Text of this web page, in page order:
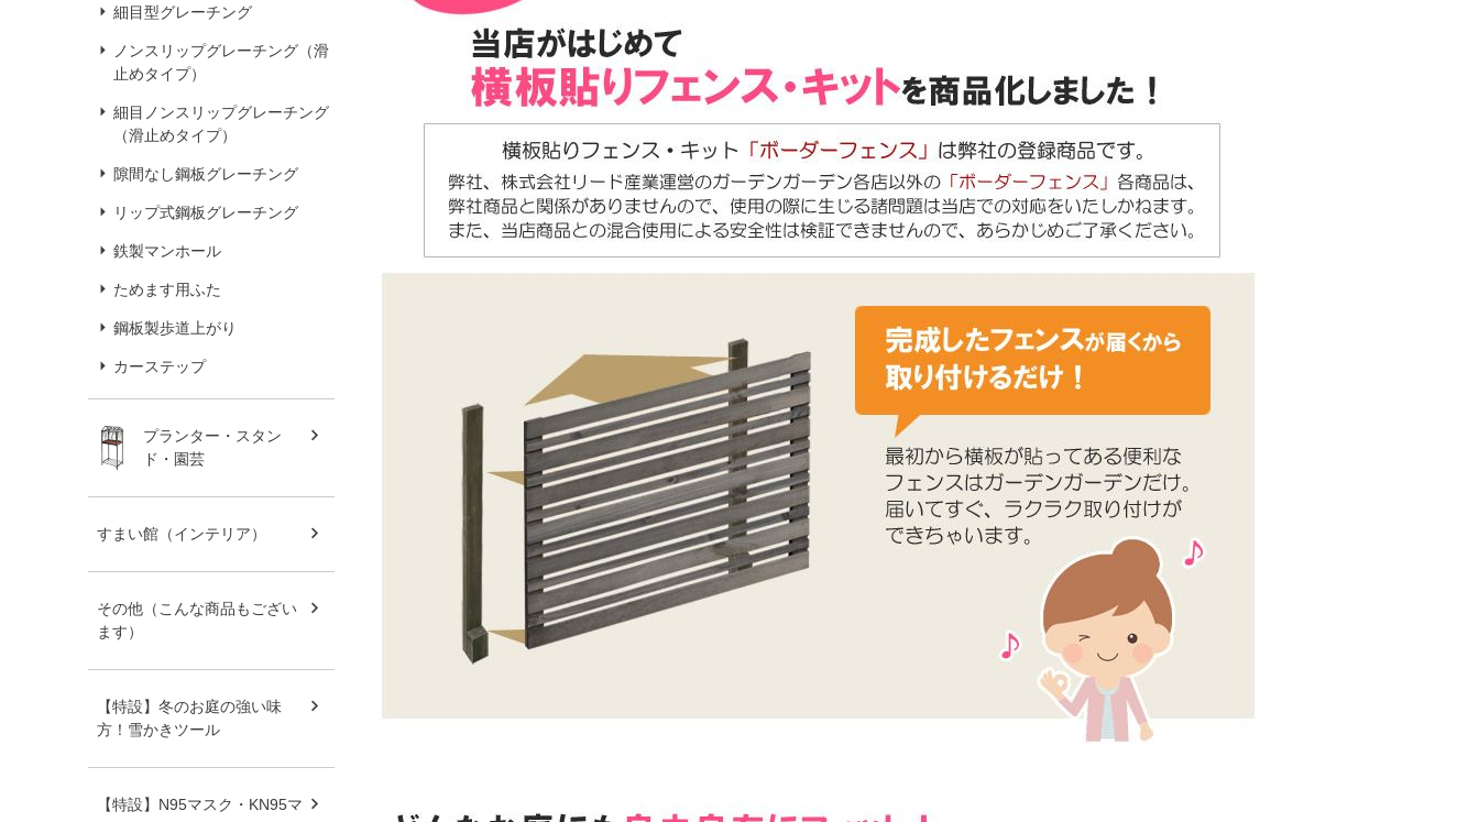
細目型グレーチング
ノンスリップグレーチング（滑
止めタイプ）
細目ノンスリップグレーチング
（滑止めタイプ）
隙間なし鋼板グレーチング
リップ式鋼板グレーチング
鉄製マンホール
ためます用ふた
鋼板製歩道上がり
カーステップ
プランター・スタン
ド・園芸
すまい館（インテリア）
その他（こんな商品もござい
ます）
【特設】冬のお庭の強い味
方！雪かきツール
【特設】N95マスク・KN95マ